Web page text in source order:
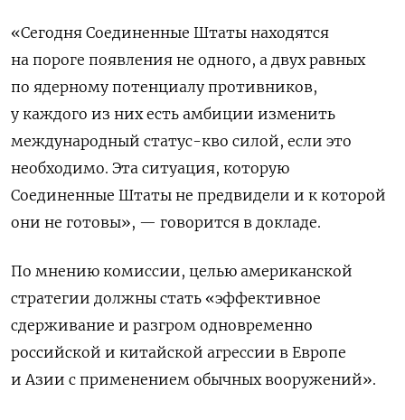
«Сегодня Соединенные Штаты находятся
на пороге появления не одного, а двух равных
по ядерному потенциалу противников,
у каждого из них есть амбиции изменить
международный статус-кво силой, если это
необходимо. Эта ситуация, которую
Соединенные Штаты не предвидели и к которой
они не готовы», — говорится в докладе.
По мнению комиссии, целью американской
стратегии должны стать «эффективное
сдерживание и разгром одновременно
российской и китайской агрессии в Европе
и Азии с применением обычных вооружений».